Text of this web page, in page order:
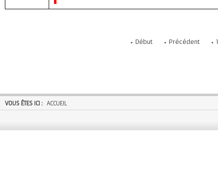
Début Précédent 1
VOUS ÊTES ICI : ACCUEIL